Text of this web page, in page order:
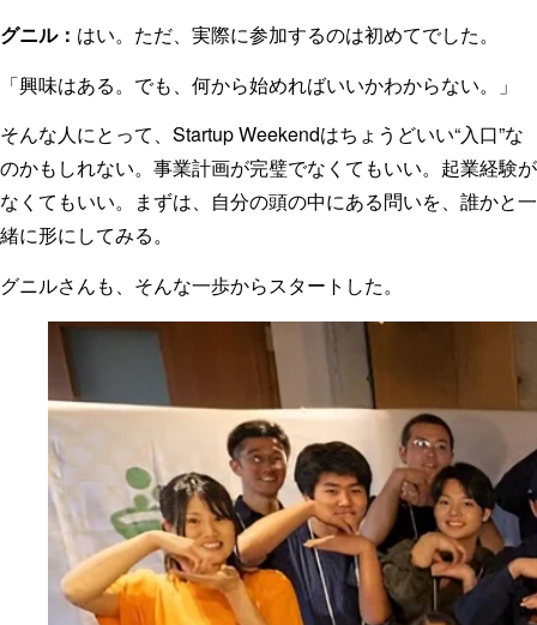
グニル： はい。ただ、実際に参加するのは初めてでした。
「興味はある。でも、何から始めればいいかわからない。」
そんな人にとって、Startup Weekendはちょうどいい“入口”な
のかもしれない。事業計画が完璧でなくてもいい。起業経験が
なくてもいい。まずは、自分の頭の中にある問いを、誰かと一
緒に形にしてみる。
グニルさんも、そんな一歩からスタートした。